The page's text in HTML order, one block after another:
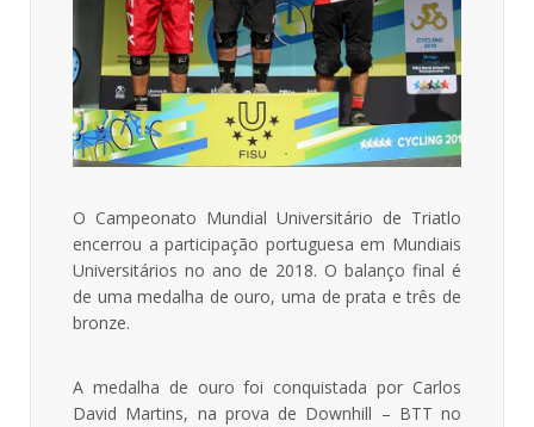
O Campeonato Mundial Universitário de Triatlo
encerrou a participação portuguesa em Mundiais
Universitários no ano de 2018. O balanço final é
de uma medalha de ouro, uma de prata e três de
bronze.
A medalha de ouro foi conquistada por Carlos
David Martins, na prova de Downhill – BTT no